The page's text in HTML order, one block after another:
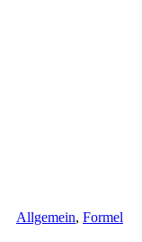
Allgemein, Formel